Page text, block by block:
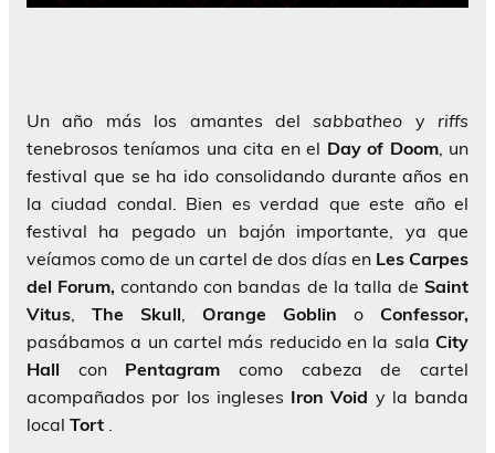
Un año más los amantes delsabbatheo y riffs
tenebrosos teníamos una cita en el Day of Doom, un
festival que se ha ido consolidando durante años en
la ciudad condal. Bien es verdad que este año el
festival ha pegado un bajón importante, ya que
veíamos como de un cartel de dos días en Les Carpes
del Forum, contando con bandas de la talla deSaint
Vitus, The Skull, Orange Goblin o Confessor,
pasábamos a un cartel más reducido en la sala City
Hall con Pentagram como cabeza de cartel
acompañados por los ingleses Iron Void y la banda
local Tort .